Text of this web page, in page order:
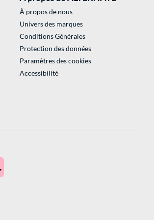
À propos de nous
Univers des marques
Conditions Générales
Protection des données
Paramètres des cookies
Accessibilité